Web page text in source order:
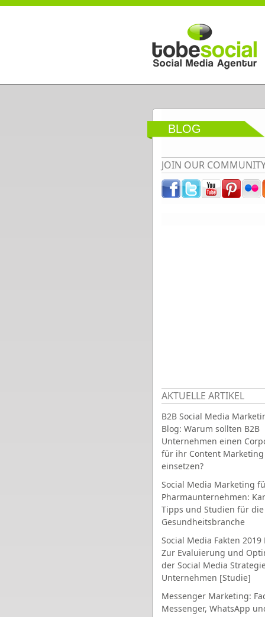
Direkt zum Inhalt
BLOG
JOIN OUR
AKTUELLE ARTIKEL
B2B Social Media
Blog: Warum sollten B2B
Unternehmen einen
für ihr Content Marketing
einsetzen?
Social Media Marketing
Pharmaunternehmen:
Tipps und Studien für die
Gesundheitsbranche
Social Media Fakten 2019
Zur Evaluierung und
der Social Media
Unternehmen [Studie]
Messenger Marketing:
Messenger, WhatsApp